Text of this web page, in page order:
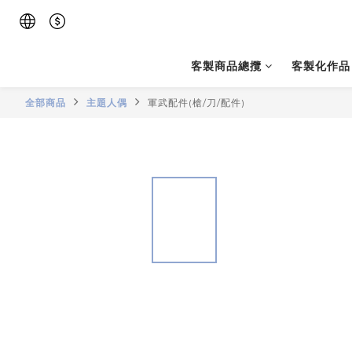
客製商品總攬 客製化作品
全部商品 主題人偶 軍武配件(槍/刀/配件)